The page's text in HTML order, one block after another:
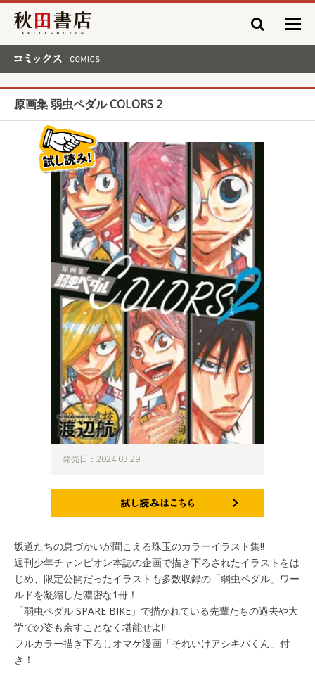
秋田書店
原画集 弱虫ペダル COLORS 2
発売日：2024.03.29
坂道たちの息づかいが聞こえる珠玉のカラーイラスト集!!
週刊少年チャンピオン本誌の企画で描き下ろされたイラストをは
じめ、限定公開だったイラストも多数収録の「弱虫ペダル」ワー
ルドを凝縮した濃密な1冊！
「弱虫ペダル SPARE BIKE」で描かれている先輩たちの過去や大
学での姿も余すことなく堪能せよ!!
フルカラー描き下ろしオマケ漫画「それいけアシキバくん」付
き！